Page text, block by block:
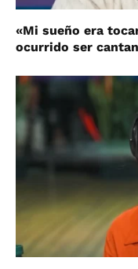
«Mi sueño era
ocurrido ser